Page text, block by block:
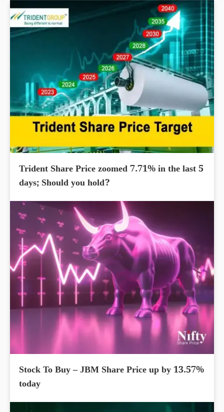
Trident Share Price zoomed 7.71% in the last 5
days; Should you hold?
Stock To Buy – JBM Share Price up by 13.57%
today